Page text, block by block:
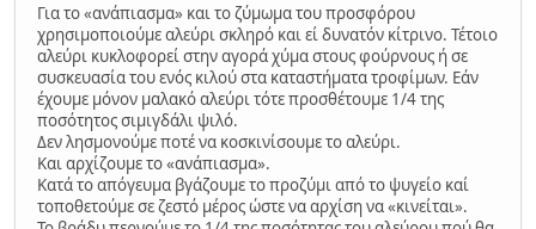
Για το «ανάπιασμα» και το ζύμωμα του προσφόρου
χρησιμοποιούμε αλεύρι σκληρό και εί δυνατόν κίτρινο. Τέτοιο
αλεύρι κυκλοφορεί στην αγορά χύμα στους φούρνους ή σε
συσκευασία του ενός κιλού στα καταστήματα τροφίμων. Εάν
έχουμε μόνον μαλακό αλεύρι τότε προσθέτουμε 1/4 της
ποσότητος σιμιγδάλι ψιλό.
Δεν λησμονούμε ποτέ να κοσκινίσουμε το αλεύρι.
Και αρχίζουμε το «ανάπιασμα».
Κατά το απόγευμα βγάζουμε το προζύμι από το ψυγείο καί
τοποθετούμε σε ζεστό μέρος ώστε να αρχίση να «κινείται».